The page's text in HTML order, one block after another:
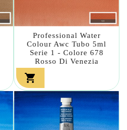
Professional Water
Colour Awc Tubo 5ml
Serie 1 - Colore 678
Rosso Di Venezia
